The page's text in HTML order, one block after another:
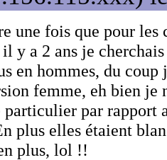
une fois que pour les
y a 2 ans je
en hommes, du
femme, eh bien je
par rapport
plus elles étaient
plus, lol !!